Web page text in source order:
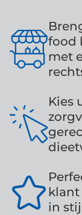
food
met
Kies
klant
in